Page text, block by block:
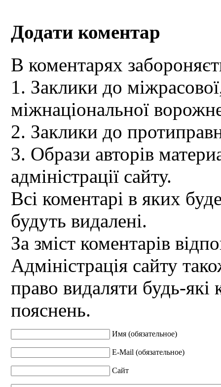
Додати коментар
В коментарях
1. Заклики до
міжнаціональної
2. Заклики до
3. Образи авторів
адміністрації сайту.
Всі коментарі в яких
будуть видалені.
За зміст коментарів
Адміністрація сайту
право видаляти будь-які
пояснень.
Имя (обязательное)
E-Mail (обязательное)
Сайт